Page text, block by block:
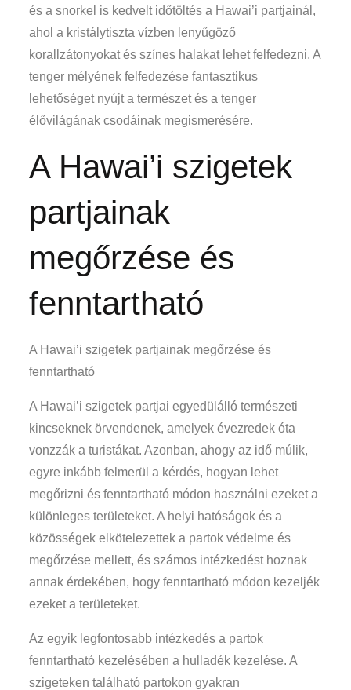
és a snorkel is kedvelt időtöltés a Hawai’i partjainál,
ahol a kristálytiszta vízben lenyűgöző
korallzátonyokat és színes halakat lehet felfedezni. A
tenger mélyének felfedezése fantasztikus
lehetőséget nyújt a természet és a tenger
élővilágának csodáinak megismerésére.
A Hawai’i szigetek
partjainak
megőrzése és
fenntartható
A Hawai’i szigetek partjainak megőrzése és
fenntartható
A Hawai’i szigetek partjai egyedülálló természeti
kincseknek örvendenek, amelyek évezredek óta
vonzzák a turistákat. Azonban, ahogy az idő múlik,
egyre inkább felmerül a kérdés, hogyan lehet
megőrizni és fenntartható módon használni ezeket a
különleges területeket. A helyi hatóságok és a
közösségek elkötelezettek a partok védelme és
megőrzése mellett, és számos intézkedést hoznak
annak érdekében, hogy fenntartható módon kezeljék
ezeket a területeket.
Az egyik legfontosabb intézkedés a partok
fenntartható kezelésében a hulladék kezelése. A
szigeteken található partokon gyakran